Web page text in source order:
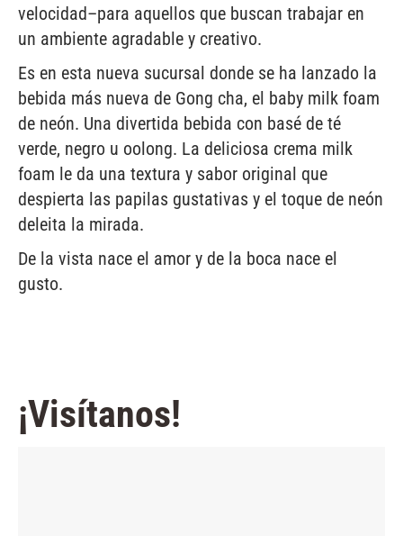
velocidad–para aquellos que buscan trabajar en
un ambiente agradable y creativo.
Es en esta nueva sucursal donde se ha lanzado la
bebida más nueva de Gong cha, el baby milk foam
de neón. Una divertida bebida con basé de té
verde, negro u oolong. La deliciosa crema milk
foam le da una textura y sabor original que
despierta las papilas gustativas y el toque de neón
deleita la mirada.
De la vista nace el amor y de la boca nace el
gusto.
¡Visítanos!